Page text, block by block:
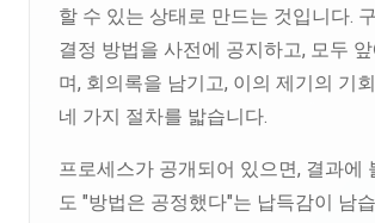
할 수 있는 상태로 만드는 것입니다.
결정 방법을 사전에 공지하고, 모두
며, 회의록을 남기고, 이의 제기의 기
네 가지 절차를 밟습니다.
프로세스가 공개되어 있으면, 결과에
도 "방법은 공정했다"는 납득감이 남